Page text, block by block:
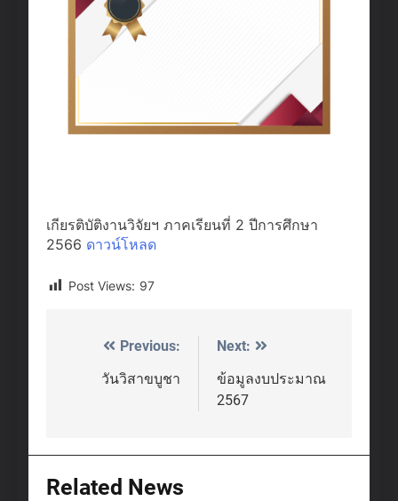
เกียรติบัติงานวิจัยฯ ภาคเรียนที่ 2 ปีการศึกษา
2566 ดาวน์โหลด
Post Views: 97
Post
navigation
Previous:
วันวิสาขบูชา
Next:
ข้อมูลงบประมาณ
2567
Related News